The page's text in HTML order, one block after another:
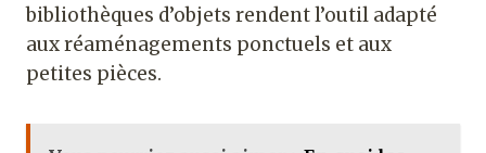
bibliothèques d’objets rendent l’outil adapté
aux réaménagements ponctuels et aux
petites pièces.